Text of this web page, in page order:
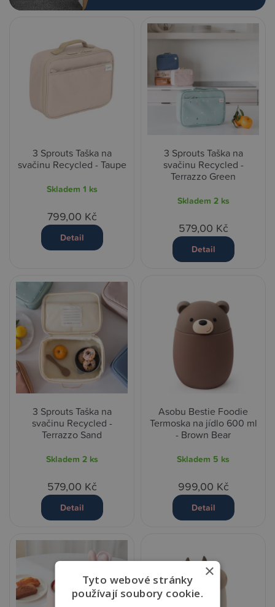
3 Sprouts Taška na
svačinu Recycled - Taupe
Skladem 1 ks
799,00 Kč
Detail
3 Sprouts Taška na
svačinu Recycled -
Terrazzo Green
Skladem 2 ks
579,00 Kč
Detail
3 Sprouts Taška na
svačinu Recycled -
Terrazzo Sand
Skladem 2 ks
579,00 Kč
Detail
Asobu Bestie Foodie
Termoska na jídlo 600 ml
- Brown Bear
Skladem 5 ks
999,00 Kč
Detail
×
Tyto webové stránky
používají soubory cookie.